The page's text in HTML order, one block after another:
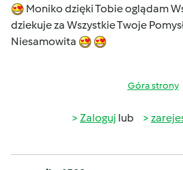
Moniko dzięki Tobie oglądam
dziekuje za Wszystkie Twoje
Niesamowita
Góra strony
Zaloguj lub